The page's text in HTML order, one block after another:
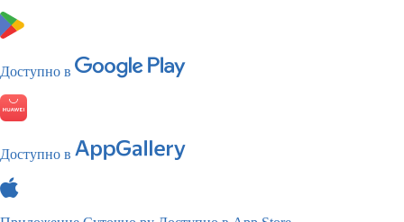
Доступно в
Доступно в